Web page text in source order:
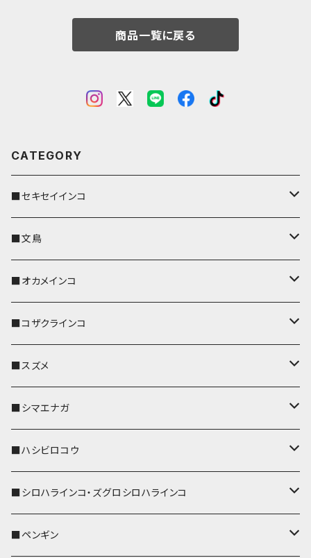
商品一覧に戻る
CATEGORY
■セキセイインコ
キーカバー
キーホルダー
パスケース
リール付きストラップ
リールのみ
ストラップ付
IDカードホルダー
キーケース
名刺入れ・カードケース
コインケース
■文鳥
キーカバー
キーホルダー
パスケース
リール付きストラップ
リールのみ
ストラップ付
キーケース
名刺入れ・カードケース
メガネケース
■オカメインコ
キーカバー
キーホルダー
パスケース
IDカードホルダー
リール付きストラップ
リールのみ
キーケース
■コザクラインコ
キーカバー
キーホルダー
パスケース
リール付きストラップ
リールのみ
メガネケース
■スズメ
キーカバー
キーホルダー
パスケース
リール付きストラップ
■シマエナガ
キーカバー
キーホルダー
パスケース
■ハシビロコウ
キーカバー
キーホルダー
■シロハラインコ・ズグロシロハラインコ
キーカバー
■ペンギン